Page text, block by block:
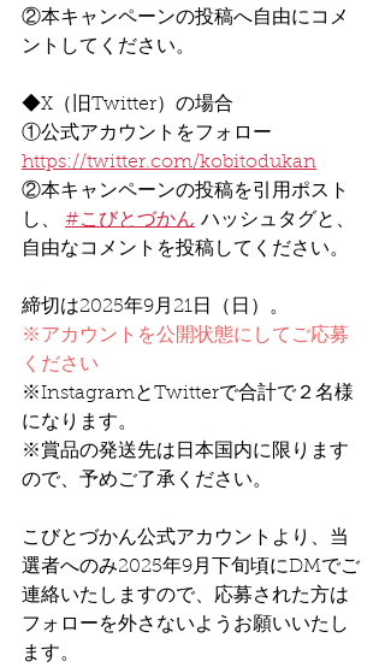
②本キャンペーンの投稿へ自由にコメ
ントしてください。
◆X（旧Twitter）の場合
①公式アカウントをフォロー
https://twitter.com/kobitodukan
②本キャンペーンの投稿を引用ポスト
し、 #こびとづかん ハッシュタグと、
自由なコメントを投稿してください。
締切は2025年9月21日（日）。
※アカウントを公開状態にしてご応募
ください
※InstagramとTwitterで合計で２名様
になります。
※賞品の発送先は日本国内に限ります
ので、予めご了承ください。
こびとづかん公式アカウントより、当
選者へのみ2025年9月下旬頃にDMでご
連絡いたしますので、応募された方は
フォローを外さないようお願いいたし
ます。